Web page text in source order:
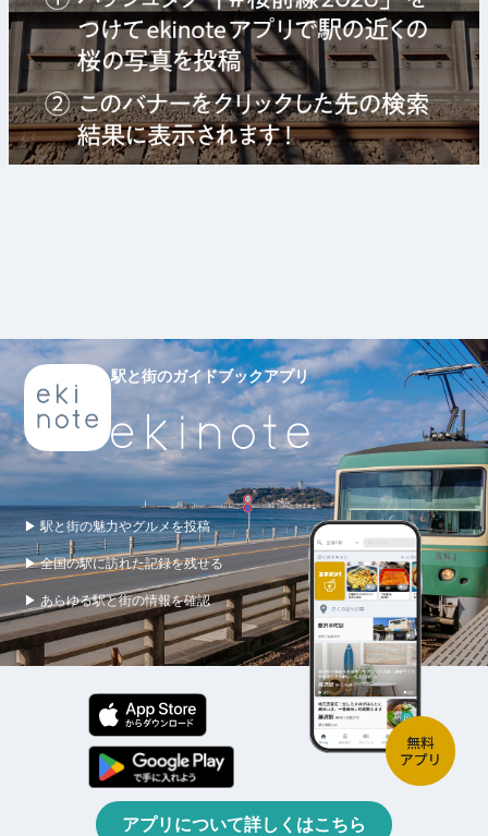
駅と街のガイドブックアプリ
▶ 駅と街の魅力やグルメを投稿
▶ 全国の駅に訪れた記録を残せる
▶ あらゆる駅と街の情報を確認
アプリについて詳しくはこちら